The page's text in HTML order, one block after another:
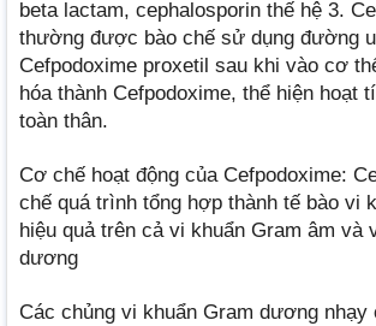
beta lactam, cephalosporin thế hệ 3.
thường được bào chế sử dụng đường
Cefpodoxime proxetil sau khi vào cơ
hóa thành Cefpodoxime, thể hiện hoạt
toàn thân.
Cơ chế hoạt động của Cefpodoxime:
chế quá trình tổng hợp thành tế bào vi
hiệu quả trên cả vi khuẩn Gram âm và
dương
Các chủng vi khuẩn Gram dương nhạy